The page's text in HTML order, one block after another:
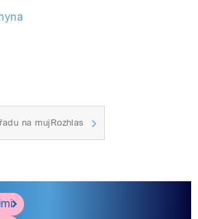
na mujRozhlas